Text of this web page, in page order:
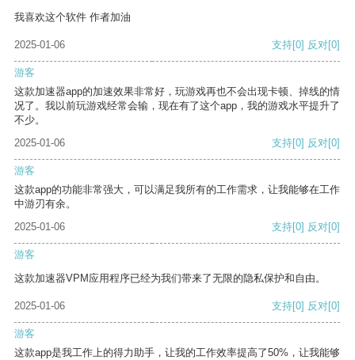
我喜欢这个软件 作者加油
2025-01-06 支持[0] 反对[0]
游客
这款加速器app的加速效果非常好，玩游戏再也不会出现卡顿、掉线的情
况了。我以前玩游戏经常会输，现在有了这个app，我的游戏水平提升了
不少。
2025-01-06
支持[0] 反对[0]
游客
这款app的功能非常强大，可以满足我所有的工作需求，让我能够在工作
中游刃有余。
2025-01-06
支持[0] 反对[0]
游客
这款加速器VPM应用程序已经为我们带来了无限的隐私保护和自由。
2025-01-06 支持[0] 反对[0]
游客
这款app是我工作上的得力助手，让我的工作效率提高了50%，让我能够